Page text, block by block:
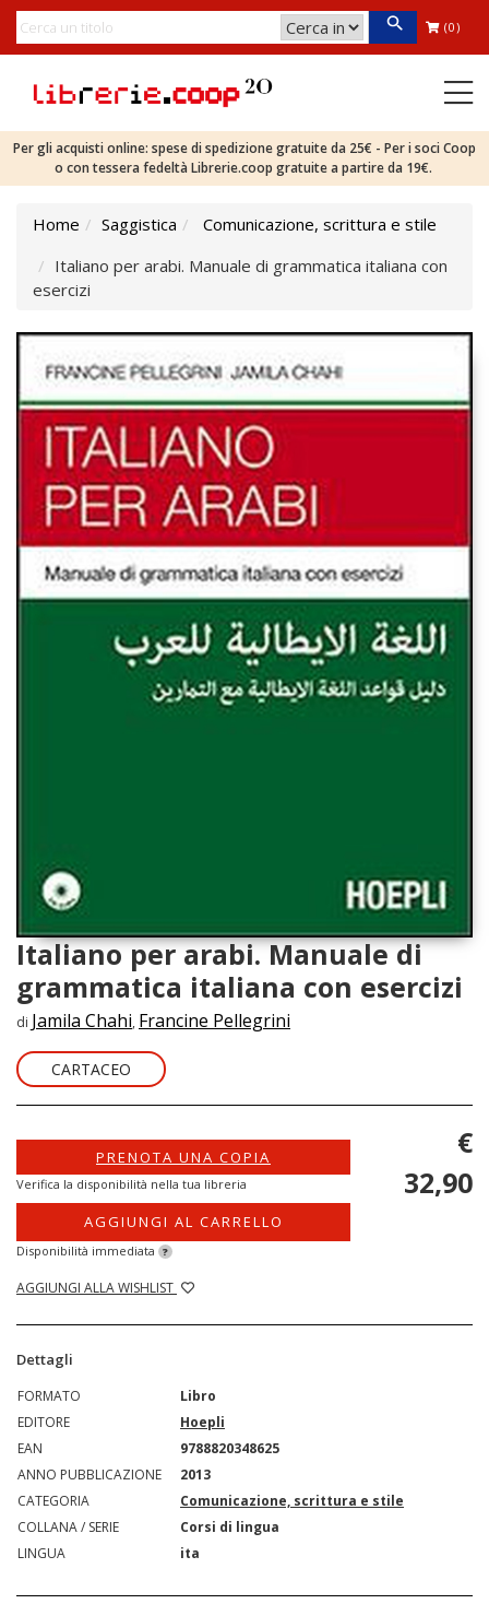
(0)
Per gli acquisti online: spese di spedizione gratuite da 25€ - Per i soci Coop
o con tessera fedeltà Librerie.coop gratuite a partire da 19€.
Home Saggistica
Comunicazione, scrittura e stile
Italiano per arabi. Manuale di grammatica italiana con
esercizi
Italiano per arabi. Manuale di
grammatica italiana con esercizi
di Jamila Chahi, Francine Pellegrini
CARTACEO
PRENOTA UNA COPIA
Verifica la disponibilità nella tua libreria
AGGIUNGI AL CARRELLO
Disponibilità immediata ?
AGGIUNGI ALLA WISHLIST
€
32,90
Dettagli
FORMATO
Libro
EDITORE
Hoepli
EAN
9788820348625
ANNO PUBBLICAZIONE
2013
CATEGORIA
Comunicazione, scrittura e stile
COLLANA / SERIE
Corsi di lingua
LINGUA
ita